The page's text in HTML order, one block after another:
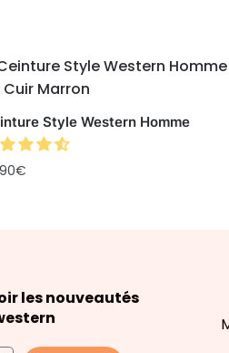
Style Western Homme
€
les nouveautés